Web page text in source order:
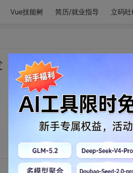
Vue技能树 简历/就业指导 立码吐
转发到动态 举报